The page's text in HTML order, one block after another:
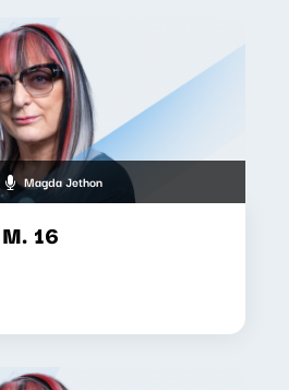
Magda Jethon
16